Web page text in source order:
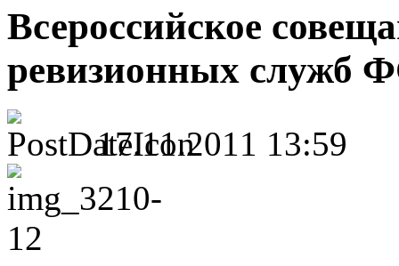
Всероссийское
ревизионных служб
17.11.2011 13:59